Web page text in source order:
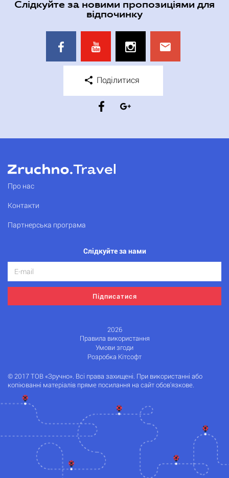
Слідкуйте за новими пропозиціями для
відпочинку
Поділитися
Про нас
Контакти
Партнерська програма
Слідкуйте за нами
Підписатися
2026
Правила використання
Умови згоди
Розробка Кітсофт
© 2017 ТОВ «Зручно». Всі права захищені. При використанні або
копіюванні матеріалів пряме посилання на сайт обов'язкове.